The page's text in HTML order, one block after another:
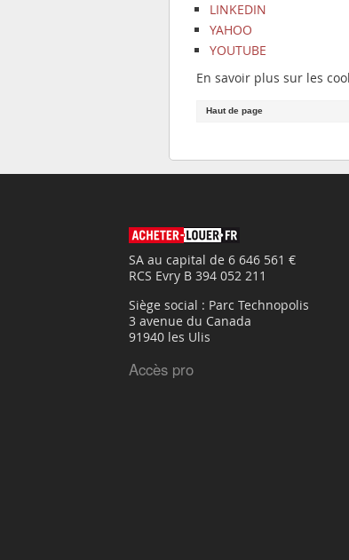
LINKEDIN
YAHOO
YOUTUBE
En savoir plus sur les
Haut de page
SA au capital de 6 646 561 €
RCS Evry B 394 052 211
Siège social : Parc Technopolis
3 avenue du Canada
91940 les Ulis
Accès pro